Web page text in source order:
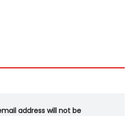
address will not be